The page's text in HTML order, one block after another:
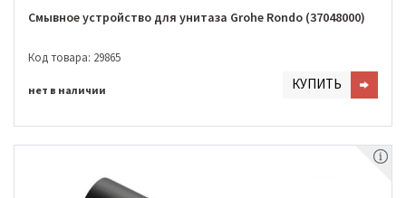
Смывное устройство для унитаза Grohe Rondo (37048000)
Код товара: 29865
нет в наличии КУПИТЬ